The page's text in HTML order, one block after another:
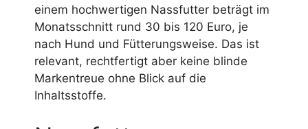
einem hochwertigen Nassfutter beträgt im
Monatsschnitt rund 30 bis 120 Euro, je
nach Hund und Fütterungsweise. Das ist
relevant, rechtfertigt aber keine blinde
Markentreue ohne Blick auf die
Inhaltsstoffe.